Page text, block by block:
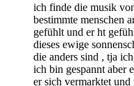
ich finde die musik
bestimmte menschen
gefühlt und er ht
dieses ewige
die anders sind , tja
ich bin gespannt aber
er sich vermarktet